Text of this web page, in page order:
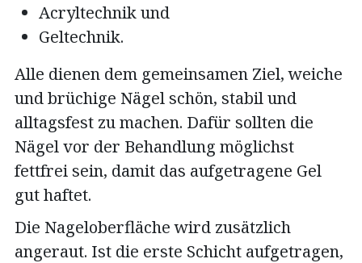
Acryltechnik und
Geltechnik.
Alle dienen dem gemeinsamen Ziel, weiche
und brüchige Nägel schön, stabil und
alltagsfest zu machen. Dafür sollten die
Nägel vor der Behandlung möglichst
fettfrei sein, damit das aufgetragene Gel
gut haftet.
Die Nageloberfläche wird zusätzlich
angeraut. Ist die erste Schicht aufgetragen,